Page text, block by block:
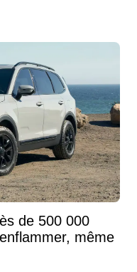
de 500 000
même